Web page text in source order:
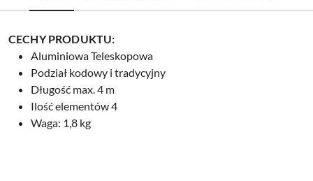
CECHY PRODUKTU:
Aluminiowa Teleskopowa
Podział kodowy i tradycyjny
Długość max. 4 m
Ilość elementów 4
Waga: 1,8 kg